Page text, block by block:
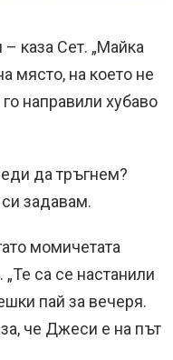
каза Сет. „Майка
място, на което не
направили хубаво
да тръгнем?
задавам.
момичетата
са се настанили
пай за вечеря.
че Джеси е на път